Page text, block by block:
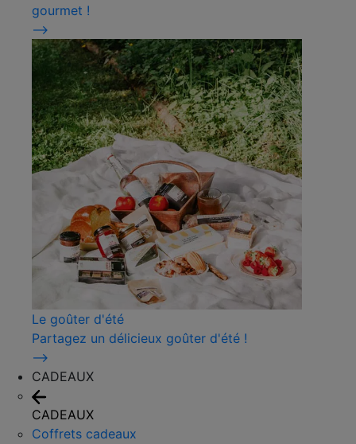
gourmet !
⟶
Le goûter d'été
Partagez un délicieux goûter d'été !
⟶
CADEAUX
CADEAUX
Coffrets cadeaux